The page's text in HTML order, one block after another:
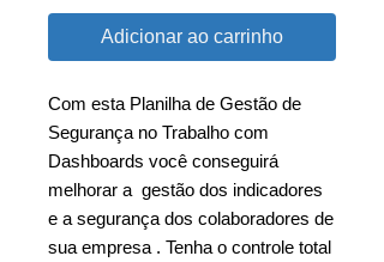
Adicionar ao carrinho
Com esta Planilha de Gestão de
Segurança no Trabalho com
Dashboards você conseguirá
melhorar a gestão dos indicadores
e a segurança dos colaboradores de
sua empresa . Tenha o controle total